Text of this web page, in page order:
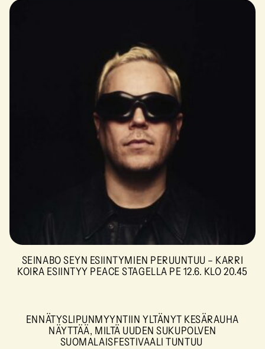
SEINABO SEYN ESIINTYMIEN PERUUNTUU – KARRI
KOIRA ESIINTYY PEACE STAGELLA PE 12.6. KLO 20.45
ENNÄTYSLIPUNMYYNTIIN YLTÄNYT KESÄRAUHA
NÄYTTÄÄ, MILTÄ UUDEN SUKUPOLVEN
SUOMALAISFESTIVAALI TUNTUU